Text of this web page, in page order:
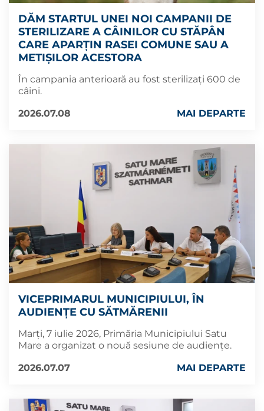
DĂM STARTUL UNEI NOI CAMPANII DE
STERILIZARE A CÂINILOR CU STĂPÂN
CARE APARȚIN RASEI COMUNE SAU A
METIȘILOR ACESTORA
În campania anterioară au fost sterilizați 600 de
câini.
2026.07.08
MAI DEPARTE
VICEPRIMARUL MUNICIPIULUI, ÎN
AUDIENȚE CU SĂTMĂRENII
Marți, 7 iulie 2026, Primăria Municipiului Satu
Mare a organizat o nouă sesiune de audiențe.
2026.07.07
MAI DEPARTE